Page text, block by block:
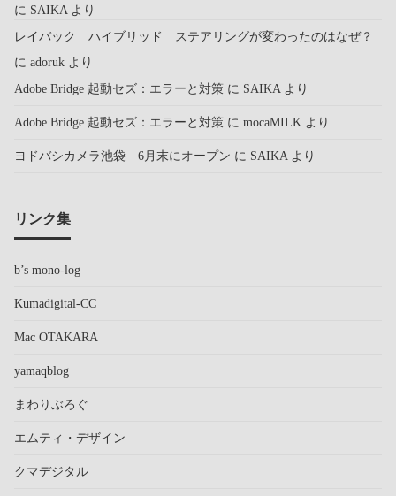
に SAIKA より
レイバック ハイブリッド ステアリングが変わったのはなぜ？
に adoruk より
Adobe Bridge 起動セズ：エラーと対策 に SAIKA より
Adobe Bridge 起動セズ：エラーと対策 に mocaMILK より
ヨドバシカメラ池袋 6月末にオープン に SAIKA より
リンク集
b’s mono-log
Kumadigital-CC
Mac OTAKARA
yamaqblog
まわりぶろぐ
エムティ・デザイン
クマデジタル